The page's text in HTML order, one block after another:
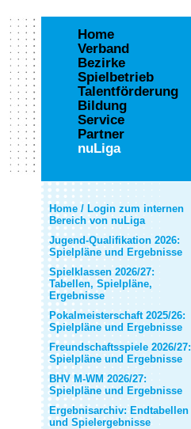
Home
Verband
Bezirke
Spielbetrieb
Talentförderung
Bildung
Service
Partner
nuLiga
Home / Login zum internen
Bereich von nuLiga
Jugend-Qualifikation 2026:
Spielpläne und Ergebnisse
Spielklassen 2026/27:
Tabellen, Spielpläne,
Ergebnisse
Pokalmeisterschaft 2025/26:
Spielpläne und Ergebnisse
Freundschaftsspiele 2026/27:
Spielpläne und Ergebnisse
BHV M-WM 2026/27:
Spielpläne und Ergebnisse
Ergebnisarchiv: Endtabellen
und Spielergebnisse